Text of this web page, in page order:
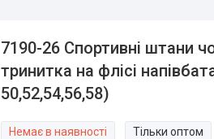
7190-26 Спортивні штани
тринитка на флісі
50,52,54,56,58)
Немає в наявності Тільки оптом